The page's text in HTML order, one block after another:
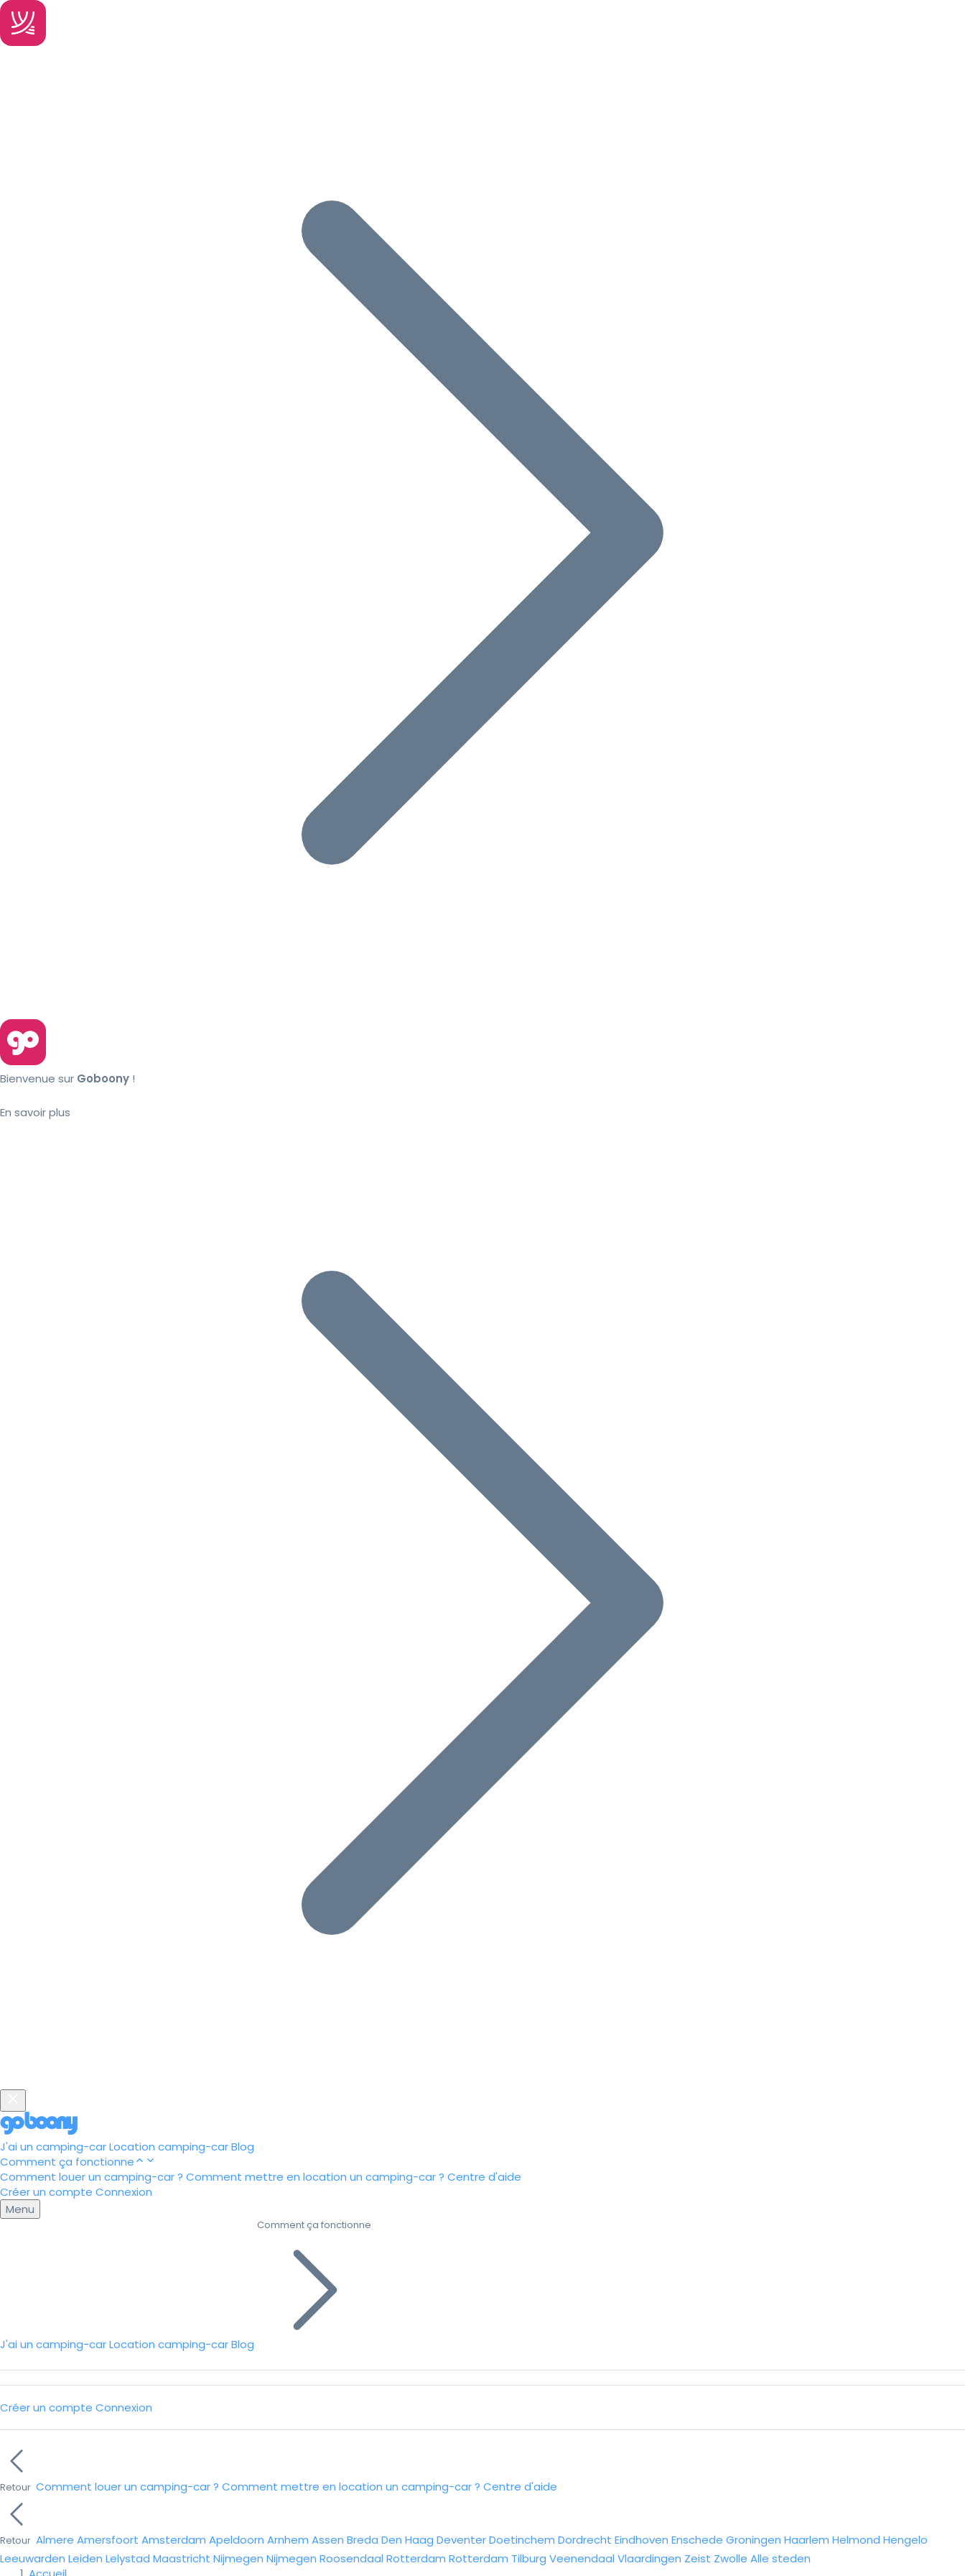
Bienvenue sur Goboony !
En savoir plus
J'ai un camping-carLocation camping-carBlog
Comment ça fonctionne
Comment louer un camping-car ? Comment mettre en location un camping-car ? Centre d'aide
Créer un compte Connexion
Menu
J'ai un camping-carLocation camping-carBlog
Comment ça fonctionne
Créer un compte Connexion
Retour Comment louer un camping-car ? Comment mettre en location un camping-car ? Centre d'aide
Retour Almere Amersfoort Amsterdam Apeldoorn Arnhem Assen Breda Den Haag DeventerDoetinchem Dordrecht Eindhoven Enschede Groningen Haarlem Helmond Hengelo
Leeuwarden Leiden Lelystad Maastricht Nijmegen Nijmegen Roosendaal Rotterdam Rotterdam Tilburg Veenendaal Vlaardingen Zeist Zwolle Alle steden